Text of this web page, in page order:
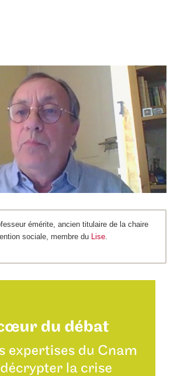
émérite, ancien titulaire de la chaire
sociale, membre du Lise.